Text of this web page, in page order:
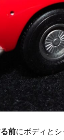
前にボディと